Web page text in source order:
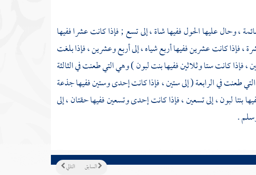
، وحال عليها الحول ففيها شاة ، إلى تسع ; فإذا كانت عشرا ففيها
فإذا كانت عشرين ففيها أربع شياه ، إلى أربع وعشرين ، فإذا بلغت
كانت ستا وثلاثين ففيها بنت لبون ) وهي التي طعنت في الثالثة
طعنت في الرابعة ( إلى ستين ، فإذا كانت إحدى وستين ففيها جذعة
لبون ، إلى تسعين ، فإذا كانت إحدى وتسعين ففيها حقتان ، إلى
.
التالي السابق